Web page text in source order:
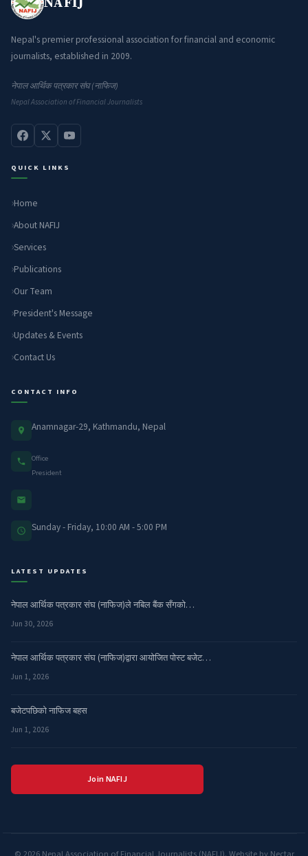
Nepal's premier professional association for financial and economic
journalists, established in 2009.
नेपाल आर्थिक पत्रकार संघ (नाफिज)
Nepal Association of Financial Journalists
QUICK LINKS
Home
About NAFIJ
Services
Publications
Our Team
President's Message
Updates & Events
Contact Us
CONTACT INFO
Anamnagar-29, Kathmandu, Nepal
Office
President
Sunday - Friday, 10:00 AM - 5:00 PM
LATEST UPDATES
नेपाल आर्थिक पत्रकार संघ (नाफिज)ले नबिल बैंक सँगको…
Jun 30, 2026
नेपाल आर्थिक पत्रकार संघ (नाफिज)द्वारा आयोजित पोस्ट बजेट…
Jun 1, 2026
बजेटपछिको नाफिज बहस
Jun 1, 2026
Join NAFIJ